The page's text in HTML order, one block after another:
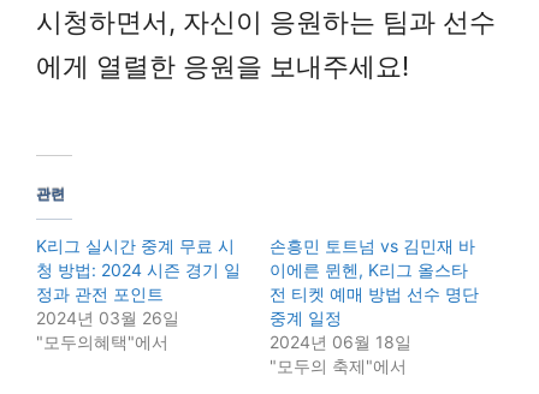
시청하면서, 자신이 응원하는 팀과 선수
에게 열렬한 응원을 보내주세요!
관련
K리그 실시간 중계 무료 시
청 방법: 2024 시즌 경기 일
정과 관전 포인트
2024년 03월 26일
"모두의혜택"에서
손흥민 토트넘 vs 김민재 바
이에른 뮌헨, K리그 올스타
전 티켓 예매 방법 선수 명단
중계 일정
2024년 06월 18일
"모두의 축제"에서